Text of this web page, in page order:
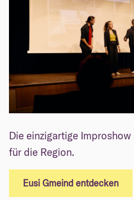
Die einzigartige Improshow
für die Region.
Eusi Gmeind entdecken